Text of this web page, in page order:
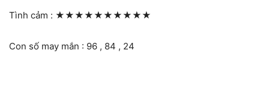
Tình cảm : ★★★★★★★★★★
Con số may mắn : 96 , 84 , 24